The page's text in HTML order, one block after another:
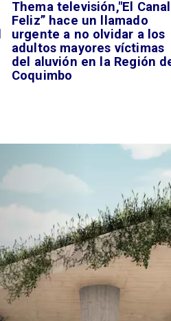
Thema televisión,"El Canal
Feliz” hace un llamado
urgente a no olvidar a los
adultos mayores víctimas
del aluvión en la Región
Coquimbo